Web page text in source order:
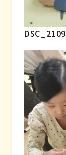
DSC_2109